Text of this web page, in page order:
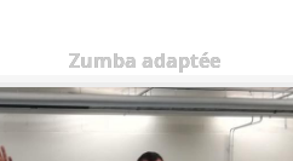
Zumba adaptée